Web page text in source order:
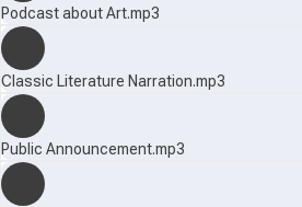
Podcast about Art.mp3
Classic Literature Narration.mp3
Public Announcement.mp3